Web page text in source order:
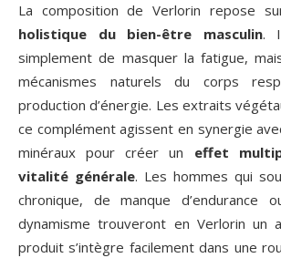
La composition de Verlorin repose
holistique du bien-être masculin.
simplement de masquer la fatigue,
mécanismes naturels du corps
production d’énergie. Les extraits
ce complément agissent en synergie
minéraux pour créer un effet
vitalité générale. Les hommes qui
chronique, de manque d’endurance
dynamisme trouveront en Verlorin un
produit s’intègre facilement dans une